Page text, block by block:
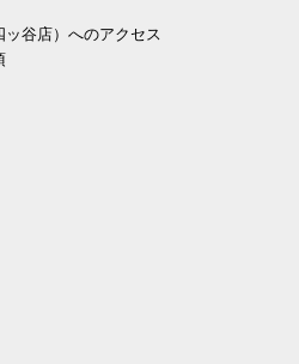
谷店）へのアクセス